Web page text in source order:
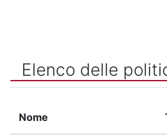
Elenco delle
Nome